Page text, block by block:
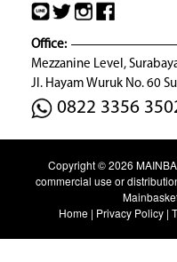
Office:
Mezzanine Level,
Jl. Hayam Wuruk No. 60
0822 3356
Copyright © 2026
commercial use or
Home| Privacy Policy|